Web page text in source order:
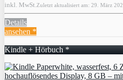
inkl. MwSt. Zuletzt aktualisiert am: 29. März
Details
ansehen *
Kindle + Hörbuch *